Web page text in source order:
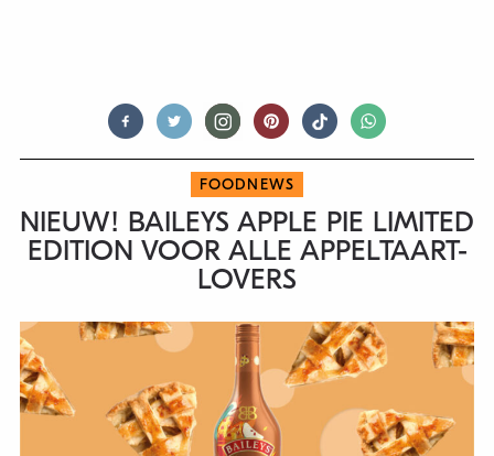
FOODNEWS
NIEUW! BAILEYS APPLE PIE LIMITED
EDITION VOOR ALLE APPELTAART-
LOVERS